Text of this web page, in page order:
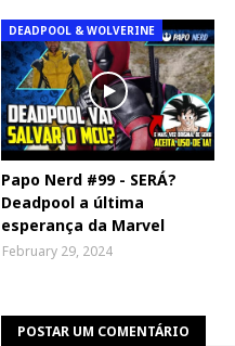
DEADPOOL & WOLVERINE
Papo Nerd #99 - SERÁ?
Deadpool a última
esperança da Marvel
February 29, 2024
POSTAR UM COMENTÁRIO